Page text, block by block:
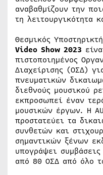
αναβαθμίζουν την
τη λειτουργικότητα
Θεσμικός
Video Show 2023
πιστοποιημένος
Διαχείρισης (ΟΣΔ)
πνευματικών
διεθνούς μουσικού
εκπροσωπεί έναν
μουσικών έργων. Η
προστατεύει τα
συνθετών και
σημαντικών ξένων
υπογράψει
από 80 ΟΣΔ από όλο